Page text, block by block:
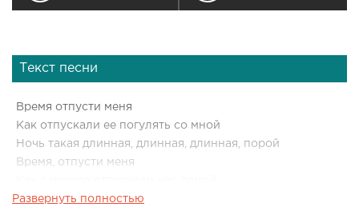
Текст песни
Время отпусти меня
Как отпускали ее погулять со мной
Ночь такая длинная, длинная, длинная, порой
Время, отпусти меня
Время, не лечи меня
Развернуть полностью